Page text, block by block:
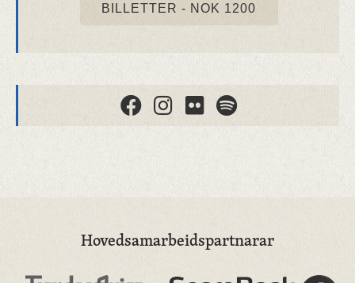
BILLETTER - NOK 1200
Hovedsamarbeidspartnarar